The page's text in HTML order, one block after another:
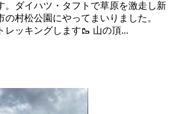
。ダイハツ・タフトで草原を激走し新
村松公園にやってまいりました。
レッキングします🥾 山の頂...